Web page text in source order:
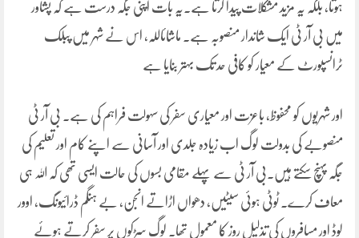
ہوتا، بلکہ یہ مزید مشکلات پیدا کرتا ہے۔یہ بات اپنی جگہ درست ہے کہ پشاور
میں بی آر ٹی ایک شاندار منصوبہ ہے۔ ماشائاللہ، اس نے شہر میں پبلک
ٹرانسپورٹ کے معیار کو کافی حد تک بہتر بنایا ہے
اور شہریوں کو محفوظ، باعزت اور معیاری سفر کی سہولت فراہم کی ہے۔ بی آر ٹی
منصوبے کی بدولت لوگ اب زیادہ جلدی اور آسانی سے اپنے کام اور تعلیم کی
جگہ پہنچ سکتے ہیں۔بی آر ٹی سے پہلے مقامی بسوں کی حالت ایسی تھی کہ اللہ ہی
معاف کرے۔ ٹوٹی ہوئی سیٹیں، دھواں اڑاتے انجن، بے ہنگم ڈرائیونگ، اوور
لوڈ اور مسافروں کی تذلیل روز کا معمول تھا۔ لوگ سڑکوں پر سفر کرتے ہوئے